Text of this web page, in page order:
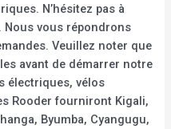
N’hésitez pas à
vous répondrons
Veuillez noter que
avant de démarrer notre
électriques, vélos
Rooder fourniront Kigali,
Byumba, Cyangugu,